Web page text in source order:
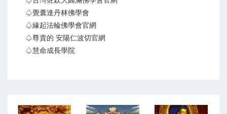
♤覺囊達丹林佛學會
♤緣起法輪佛學會官網
♤尊貴的 安陽仁波切官網
♤慧命成長學院